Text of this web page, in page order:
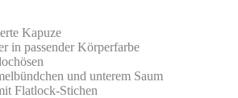
Kapuze
in passender Körperfarbe
und unterem Saum
Flatlock-Stichen